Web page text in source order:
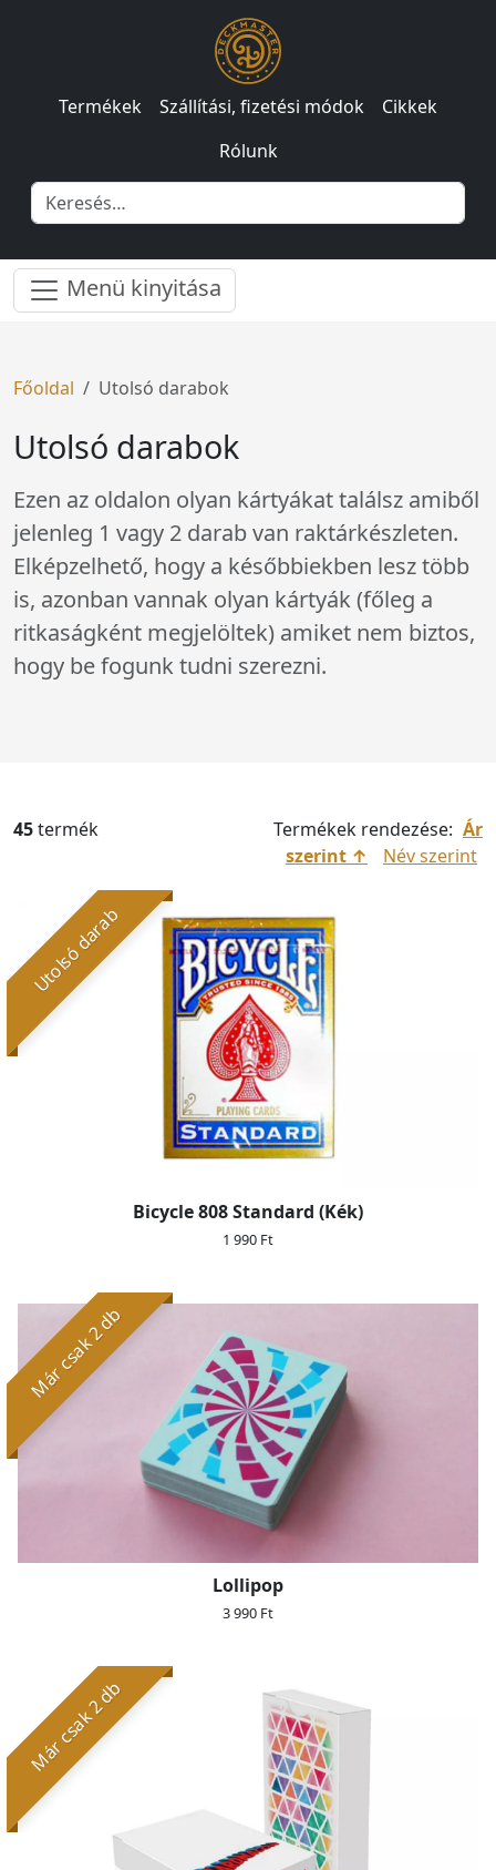
Termékek Szállítási, fizetési módok
Cikkek
Rólunk
Menü kinyitása
Főoldal Utolsó darabok
Utolsó darabok
Ezen az oldalon olyan kártyákat találsz amiből
jelenleg 1 vagy 2 darab van raktárkészleten.
Elképzelhető, hogy a későbbiekben lesz több
is, azonban vannak olyan kártyák (főleg a
ritkaságként megjelöltek) amiket nem biztos,
hogy be fogunk tudni szerezni.
45termék Termékek rendezése: Ár
szerint
Név szerint
Utolsó darab
Bicycle 808 Standard (Kék)
1 990 Ft
Már csak 2 db
Lollipop
3 990 Ft
Már csak 2 db